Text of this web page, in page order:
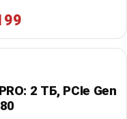
2 ТБ, PCIe Gen